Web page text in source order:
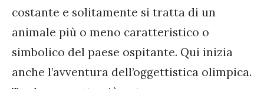
costante e solitamente si tratta di un
animale più o meno caratteristico o
simbolico del paese ospitante. Qui inizia
anche l’avventura dell’oggettistica olimpica.